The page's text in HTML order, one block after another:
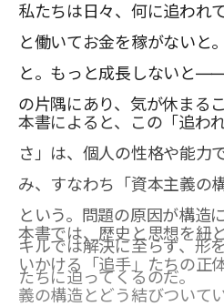
私たちは日々、何に追われ
と働いてお金を稼がないと
と。もっと成長しないと
の片隅にあり、気が休まる
本書によると、この「追わ
さ」は、個人の性格や能力
み、すなわち「資本主義の
という。問題の原因が構造
キルでは解決に至らず、形
たちに迫ってくるのだ。
本書では、歴史と思想を紐
いかける「追手」たちの正
義の構造とどう結びついて